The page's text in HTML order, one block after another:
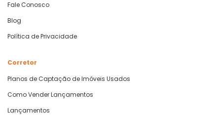
Fale Conosco
Blog
Política de Privacidade
Corretor
Planos de Captação de Imóveis Usados
Como Vender Lançamentos
Lançamentos